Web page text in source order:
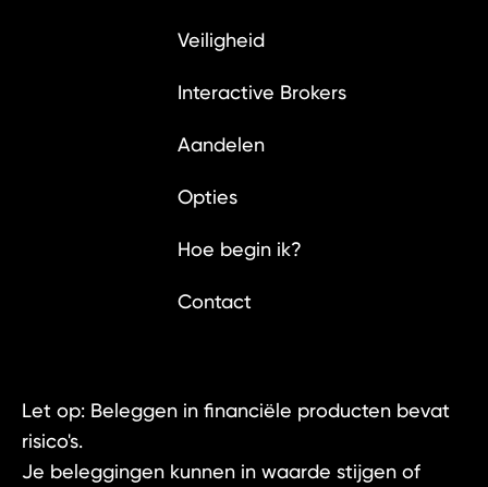
Veiligheid
Interactive Brokers
Aandelen
Opties
Hoe begin ik?
Contact
Let op: Beleggen in financiële producten bevat
risico's.
Je beleggingen kunnen in waarde stijgen of